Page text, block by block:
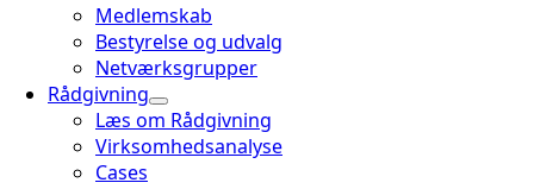
Medlemskab
Bestyrelse og udvalg
Netværksgrupper
Rådgivning
Læs om Rådgivning
Virksomhedsanalyse
Cases